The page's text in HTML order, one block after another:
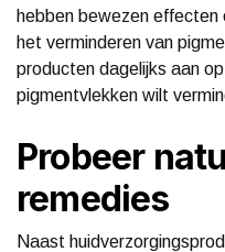
hebben bewezen effecten
het verminderen van
producten dagelijks aan
pigmentvlekken wilt
Probeer
remedies
Naast